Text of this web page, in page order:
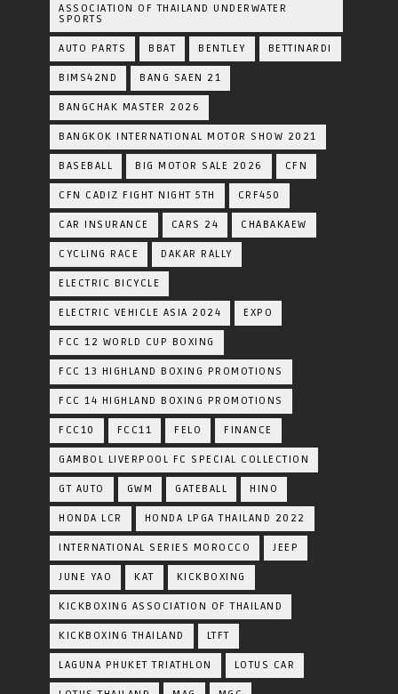
ASSOCIATION OF THAILAND UNDERWATER
SPORTS
AUTO PARTS BBAT BENTLEY BETTINARDI
BIMS42ND BANG SAEN 21
BANGCHAK MASTER 2026
BANGKOK INTERNATIONAL MOTOR SHOW 2021
BASEBALL BIG MOTOR SALE 2026 CFN
CFN CADIZ FIGHT NIGHT 5TH CRF450
CAR INSURANCE CARS 24 CHABAKAEW
CYCLING RACE DAKAR RALLY
ELECTRIC BICYCLE
ELECTRIC VEHICLE ASIA 2024 EXPO
FCC 12 WORLD CUP BOXING
FCC 13 HIGHLAND BOXING PROMOTIONS
FCC 14 HIGHLAND BOXING PROMOTIONS
FCC10 FCC11 FELO FINANCE
GAMBOL LIVERPOOL FC SPECIAL COLLECTION
GT AUTO GWM GATEBALL HINO
HONDA LCR HONDA LPGA THAILAND 2022
INTERNATIONAL SERIES MOROCCO JEEP
JUNE YAO KAT KICKBOXING
KICKBOXING ASSOCIATION OF THAILAND
KICKBOXING THAILAND LTFT
LAGUNA PHUKET TRIATHLON LOTUS CAR